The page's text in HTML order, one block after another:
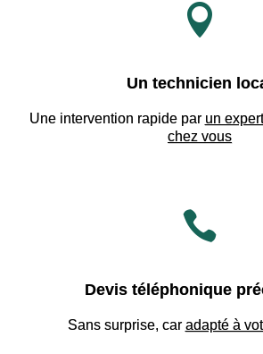

Un technicien
Une intervention rapide par un
chez vous

Devis téléphonique
Sans surprise, car adapté à